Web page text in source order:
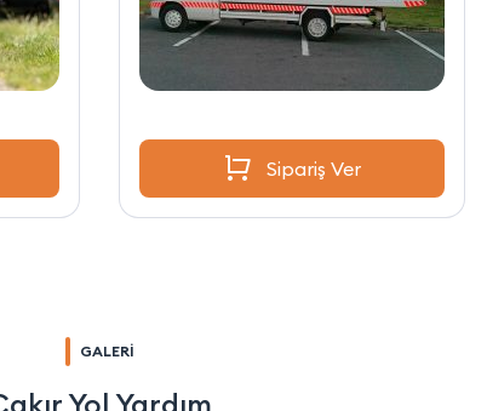
Sipariş Ver
GALERİ
Yol Yardım